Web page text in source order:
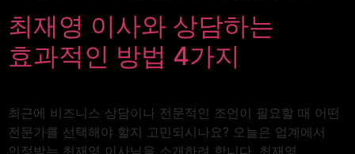
최재영 이사와 상담하는
효과적인 방법 4가지
최근에 비즈니스 상담이나 전문적인 조언이 필요할 때 어떤
전문가를 선택해야 할지 고민되시나요? 오늘은 업계에서
인정받는 최재영 이사님을 소개하려 합니다. 최재영